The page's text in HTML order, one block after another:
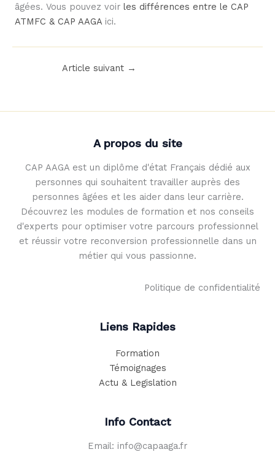
âgées. Vous pouvez voir les différences entre le CAP
ATMFC & CAP AAGA ici.
Article suivant →
A propos du site
CAP AAGA est un diplôme d'état Français dédié aux
personnes qui souhaitent travailler auprès des
personnes âgées et les aider dans leur carrière.
Découvrez les modules de formation et nos conseils
d'experts pour optimiser votre parcours professionnel
et réussir votre reconversion professionnelle dans un
métier qui vous passionne.
Politique de confidentialité
Liens Rapides
Formation
Témoignages
Actu & Legislation
Info Contact
Email: info@capaaga.fr